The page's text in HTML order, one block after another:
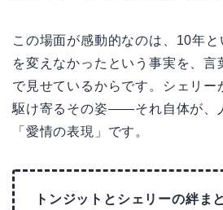
この場面が感動的なのは、10年
を変えなかったという事実を、言
で見せているからです。シェリー
駆け寄るその姿——それ自体が、
「愛情の表現」です。
トンジットとシェリーの絆ま